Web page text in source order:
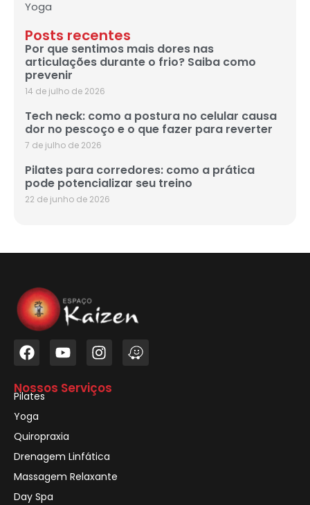
Yoga
Posts recentes
Por que sentimos mais dores nas
articulações durante o frio? Saiba como
prevenir
14 de julho de 2026
Tech neck: como a postura no celular causa
dor no pescoço e o que fazer para reverter
7 de julho de 2026
Pilates para corredores: como a prática
pode potencializar seu treino
22 de junho de 2026
Nossos Serviços
Pilates
Yoga
Quiropraxia
Drenagem Linfática
Massagem Relaxante
Day Spa